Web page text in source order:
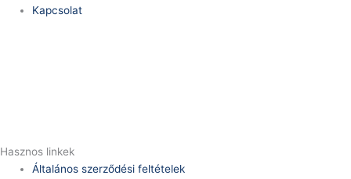
Kapcsolat
Hasznos linkek
Általános szerződési feltételek